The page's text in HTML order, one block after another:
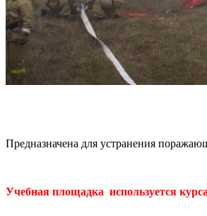
Предназначена для устранения
Учебная площадка используется